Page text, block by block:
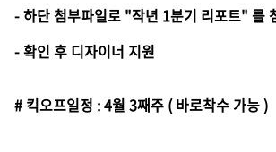
- 하단 첨부파일로 "작년 1분기 리포트" 를
- 확인 후 디자이너 지원
# 킥오프일정 : 4월 3째주 ( 바로착수 가능 )